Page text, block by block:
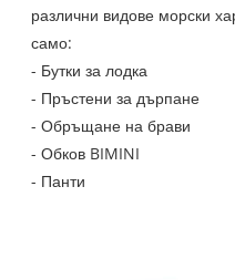
различни видове морски
само:
- Бутки за лодка
- Пръстени за дърпане
- Обръщане на брави
- Обков BIMINI
- Панти